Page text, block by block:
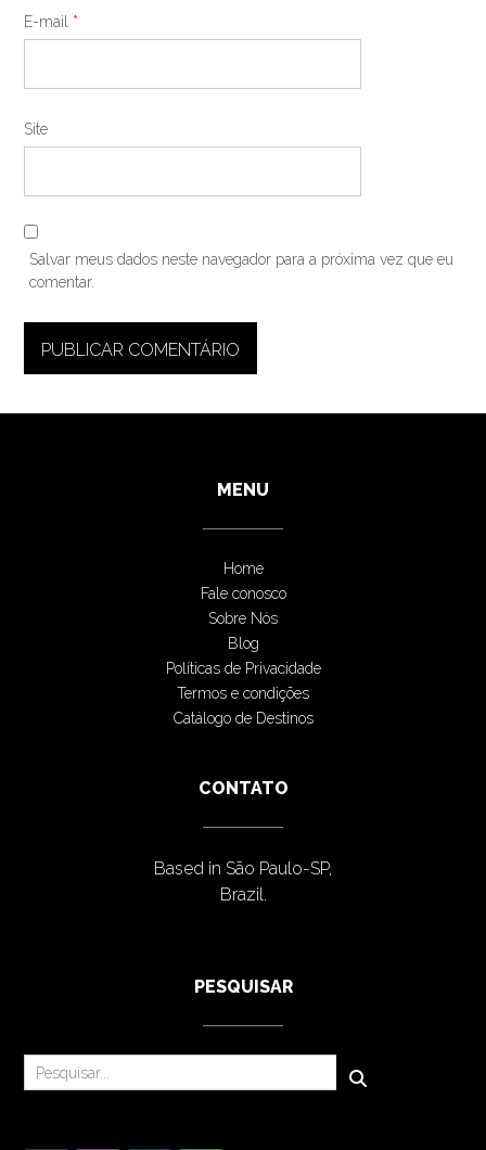
E-mail *
Site
Salvar meus dados neste navegador para a próxima vez que eu
comentar.
MENU
Home
Fale conosco
Sobre Nós
Blog
Políticas de Privacidade
Termos e condições
Catálogo de Destinos
CONTATO
Based in São Paulo-SP,
Brazil.
PESQUISAR